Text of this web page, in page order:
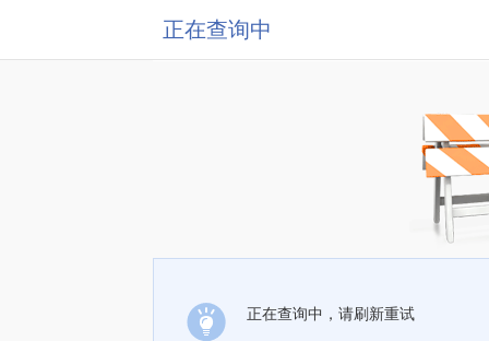
正在查询中
正在查询中，请刷新重试